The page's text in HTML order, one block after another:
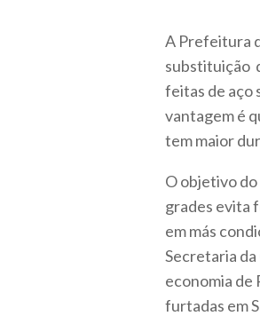
A Prefeitura
substituição
feitas de aço
vantagem é
tem maior
O objetivo
grades evita
em más
Secretaria
economia de
furtadas em